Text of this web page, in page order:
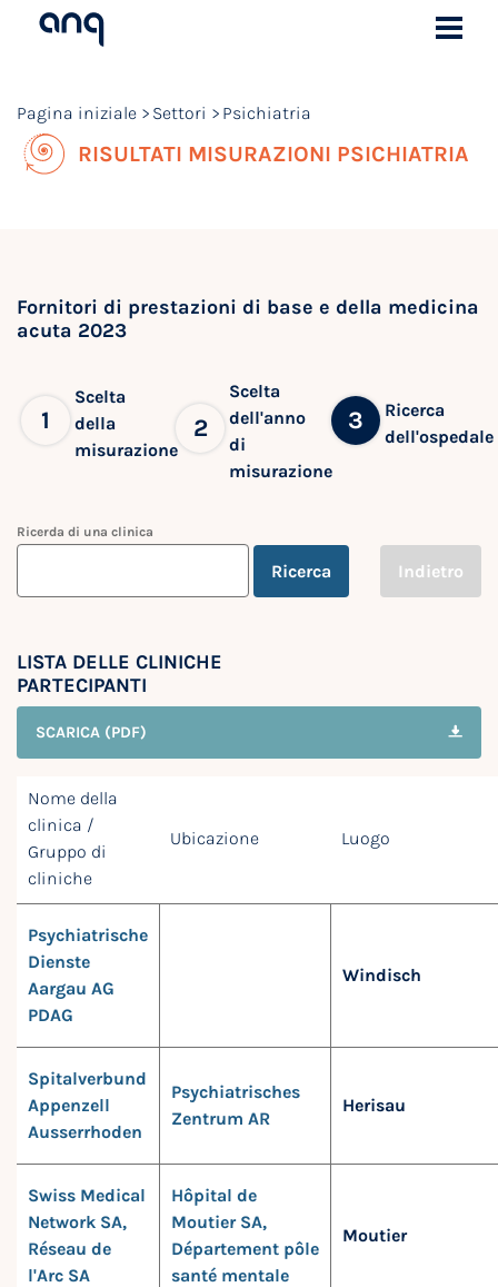
Pagina iniziale Settori Psichiatria
RISULTATI MISURAZIONI PSICHIATRIA
Fornitori di prestazioni di base e della medicina
acuta 2023
1
Scelta
della
misurazione
2
Scelta
dell'anno
di
misurazione
3
Ricerca
dell'ospedale
Ricerda di una clinica
Ricerca Indietro
LISTA DELLE CLINICHE
PARTECIPANTI
SCARICA (PDF)
Nome della
clinica /
Gruppo di
cliniche
Ubicazione Luogo
Psychiatrische
Dienste
Aargau AG
PDAG
Windisch
Spitalverbund
Appenzell
Ausserrhoden
Psychiatrisches
Zentrum AR
Herisau
Swiss Medical
Network SA,
Réseau de
l'Arc SA
Hôpital de
Moutier SA,
Département pôle
santé mentale
Moutier